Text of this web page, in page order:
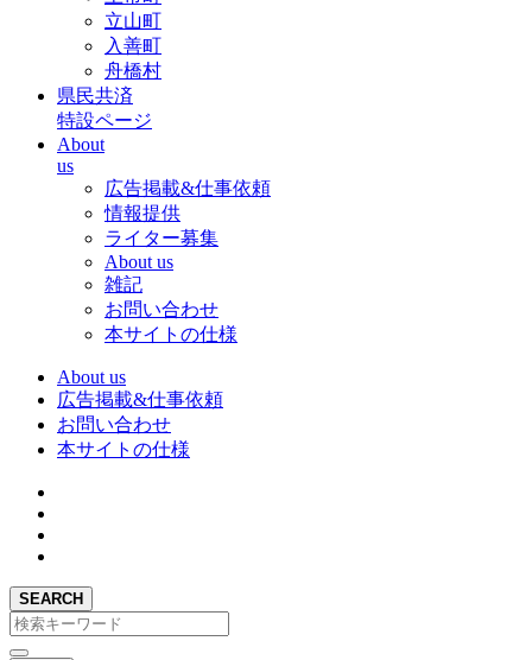
立山町
入善町
舟橋村
県民共済
特設ページ
About
us
広告掲載&仕事依頼
情報提供
ライター募集
About us
雑記
お問い合わせ
本サイトの仕様
About us
広告掲載&仕事依頼
お問い合わせ
本サイトの仕様
SEARCH